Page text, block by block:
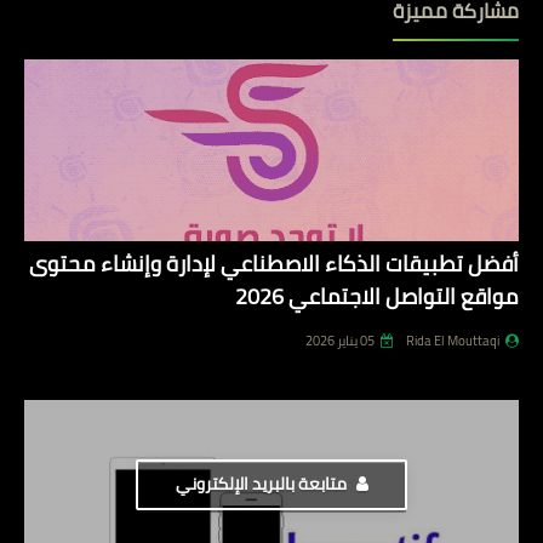
مشاركة مميزة
أفضل تطبيقات الذكاء الاصطناعي لإدارة وإنشاء محتوى
مواقع التواصل الاجتماعي 2026
Rida El Mouttaqi 05 يناير 2026
متابعة بالبريد الإلكتروني